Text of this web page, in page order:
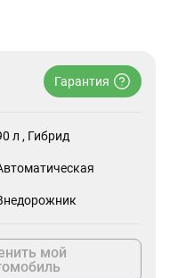
Гарантия
л , Гибрид
мой